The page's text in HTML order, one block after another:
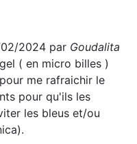
2024 par Goudalita
( en micro billes )
me rafraichir le
pour qu'ils les
les bleus et/ou